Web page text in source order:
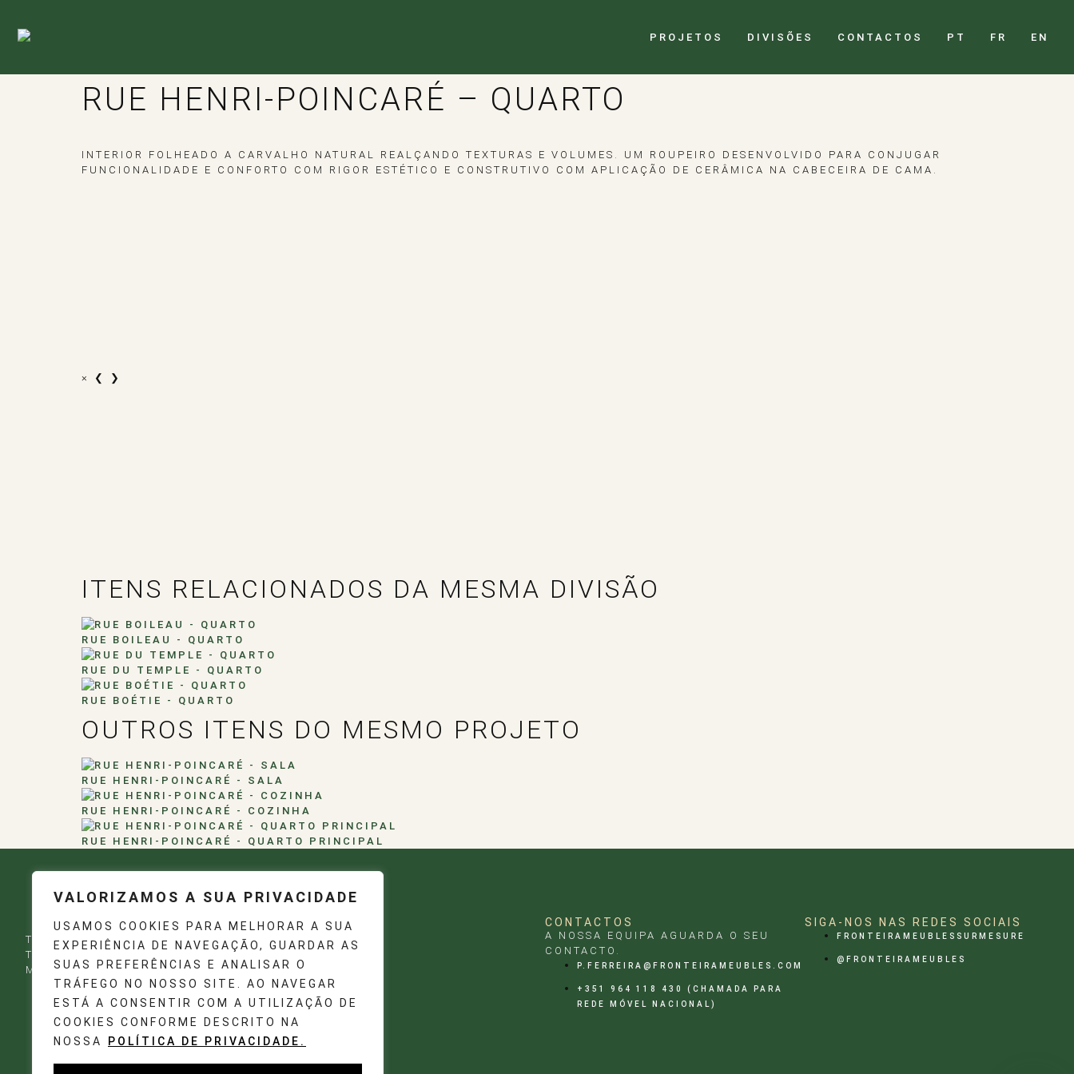
VALORIZAMOS A SUA PRIVACIDADE
USAMOS COOKIES PARA MELHORAR A SUA
EXPERIÊNCIA DE NAVEGAÇÃO, GUARDAR AS
SUAS PREFERÊNCIAS E ANALISAR O
TRÁFEGO NO NOSSO SITE. AO NAVEGAR
ESTÁ A CONSENTIR COM A UTILIZAÇÃO DE
COOKIES CONFORME DESCRITO NA
NOSSA
POLÍTICA DE PRIVACIDADE.
PROJETOS DIVISÕES CONTACTOS PT FR EN
RUE HENRI-POINCARÉ – QUARTO
INTERIOR FOLHEADO A CARVALHO NATURAL REALÇANDO TEXTURAS E VOLUMES. UM ROUPEIRO DESENVOLVIDO PARA CONJUGAR
FUNCIONALIDADE E CONFORTO COM RIGOR ESTÉTICO E CONSTRUTIVO COM APLICAÇÃO DE CERÂMICA NA CABECEIRA DE CAMA.
× ❮ ❯
ITENS RELACIONADOS DA MESMA DIVISÃO
RUE BOILEAU - QUARTO
RUE DU TEMPLE - QUARTO
RUE BOÉTIE - QUARTO
OUTROS ITENS DO MESMO PROJETO
RUE HENRI-POINCARÉ - SALA
RUE HENRI-POINCARÉ - COZINHA
RUE HENRI-POINCARÉ - QUARTO PRINCIPAL
TRANSFORMAMOS IDEIAS EM EXPERIÊNCIAS!
TRANSFORME OS SEUS ESPAÇOS COM A ELEGÂNCIA DO
MOBILIÁRIO POR MEDIDA.
CONTACTOS
A NOSSA EQUIPA AGUARDA O SEU
CONTACTO.
P.FERREIRA@FRONTEIRAMEUBLES.COM
+351 964 118 430 (CHAMADA PARA
REDE MÓVEL NACIONAL)
SIGA-NOS NAS REDES SOCIAIS
FRONTEIRAMEUBLESSURMESURE
@FRONTEIRAMEUBLES